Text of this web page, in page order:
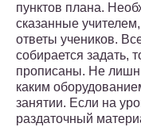
пунктов плана.
сказанные
ответы учеников.
собирается задать,
прописаны. Не
каким
занятии. Если на
раздаточный